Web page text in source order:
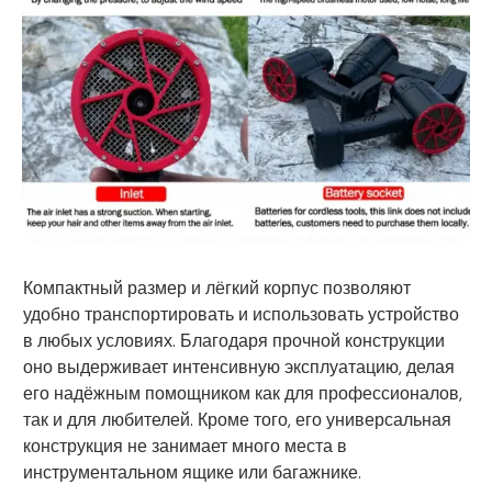
Компактный размер и лёгкий корпус позволяют
удобно транспортировать и использовать устройство
в любых условиях. Благодаря прочной конструкции
оно выдерживает интенсивную эксплуатацию, делая
его надёжным помощником как для профессионалов,
так и для любителей. Кроме того, его универсальная
конструкция не занимает много места в
инструментальном ящике или багажнике.